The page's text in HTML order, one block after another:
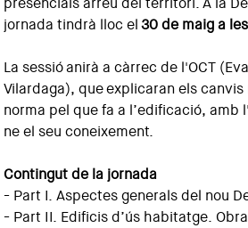
jornada tindrà lloc el30 de maig a les
La sessió anirà a càrrec de l'OCT
Vilardaga), que explicaran els
norma pel que fa a l’edificació,
ne el seu coneixement.
Contingut de la jornada
- Part I. Aspectes generals del nou
- Part II. Edificis d’ús habitatge.